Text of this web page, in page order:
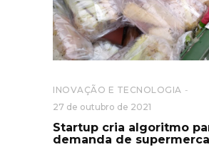
INOVAÇÃO E TECNOLOGIA
27 de outubro de 2021
Startup cria algoritmo
demanda de